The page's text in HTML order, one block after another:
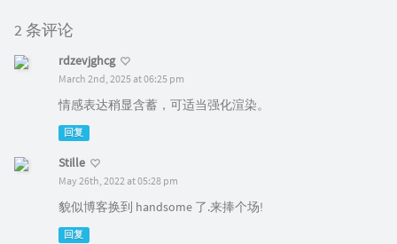
2 条评论
rdzevjghcg
March 2nd, 2025 at 06:25 pm
情感表达稍显含蓄，可适当强化渲染。
回复
Stille
May 26th, 2022 at 05:28 pm
貌似博客换到 handsome 了.来捧个场!
回复